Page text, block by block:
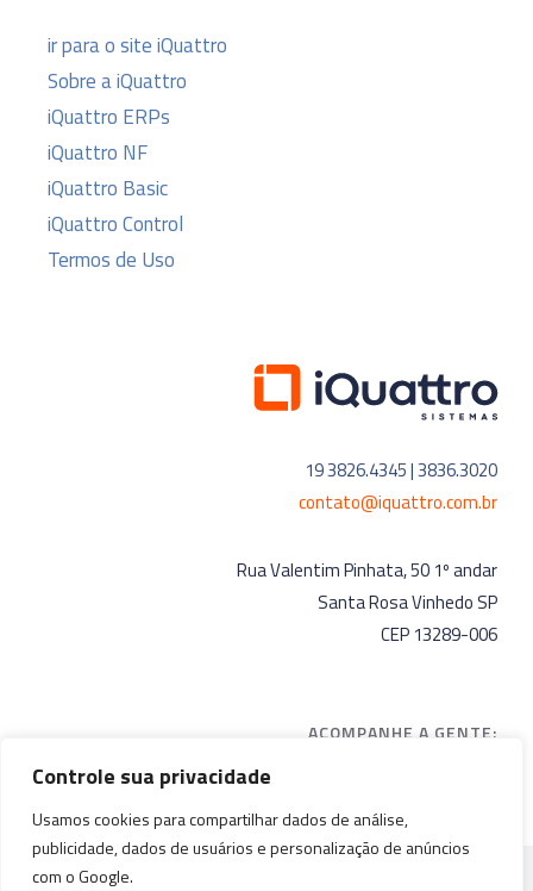
Controle sua privacidade
Usamos cookies para compartilhar dados de análise,
publicidade, dados de usuários e personalização de anúncios
com o Google.
ir para o site iQuattro
Sobre a iQuattro
iQuattro ERPs
iQuattro NF
iQuattro Basic
iQuattro Control
Termos de Uso
19 3826.4345 | 3836.3020
contato@iquattro.com.br
Rua Valentim Pinhata, 50 1º andar
Santa Rosa Vinhedo SP
CEP 13289-006
ACOMPANHE A GENTE: